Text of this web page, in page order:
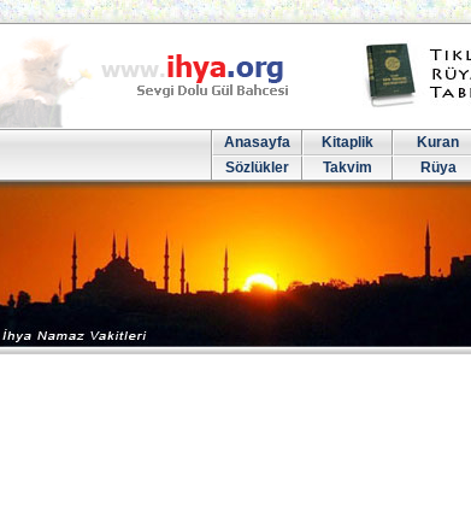
Anasayfa Kitaplik Kuran
Sözlükler
Takvim Rüya